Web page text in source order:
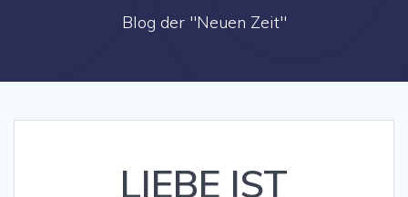
Blog der "Neuen Zeit"
LIEBE IST